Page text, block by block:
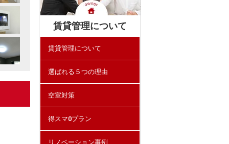
賃貸管理について
賃貸管理について
選ばれる５つの理由
空室対策
得スマ0プラン
リノベーション事例